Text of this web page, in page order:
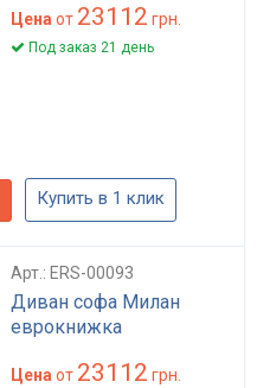
Цена от 23112 грн.
Под заказ 21 день
Купить в 1 клик
Арт.: ERS-00093
Диван софа Милан
еврокнижка
Цена от 23112 грн.